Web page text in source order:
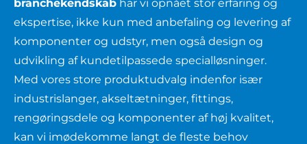
branchekendskab har vi opnået stor erfaring og
ekspertise, ikke kun med anbefaling og levering af
komponenter og udstyr, men også design og
udvikling af kundetilpassede specialløsninger.
Med vores store produktudvalg indenfor især
industrislanger, akseltætninger, fittings,
rengøringsdele og komponenter af høj kvalitet,
kan vi imødekomme langt de fleste behov